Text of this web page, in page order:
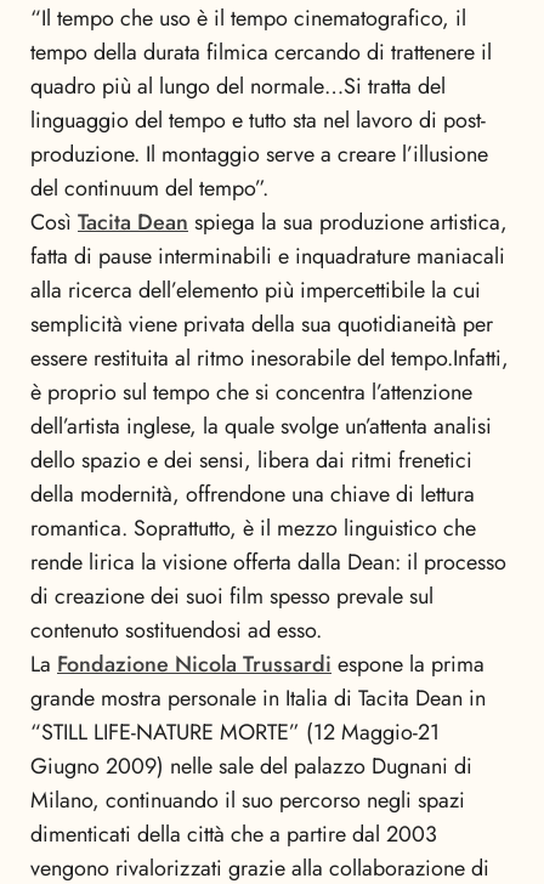
“Il tempo che uso è il tempo cinematografico, il
tempo della durata filmica cercando di trattenere il
quadro più al lungo del normale…Si tratta del
linguaggio del tempo e tutto sta nel lavoro di post-
produzione. Il montaggio serve a creare l’illusione
del continuum del tempo”.
Così Tacita Dean spiega la sua produzione artistica,
fatta di pause interminabili e inquadrature maniacali
alla ricerca dell’elemento più impercettibile la cui
semplicità viene privata della sua quotidianeità per
essere restituita al ritmo inesorabile del tempo.Infatti,
è proprio sul tempo che si concentra l’attenzione
dell’artista inglese, la quale svolge un’attenta analisi
dello spazio e dei sensi, libera dai ritmi frenetici
della modernità, offrendone una chiave di lettura
romantica. Soprattutto, è il mezzo linguistico che
rende lirica la visione offerta dalla Dean: il processo
di creazione dei suoi film spesso prevale sul
contenuto sostituendosi ad esso.
La Fondazione Nicola Trussardi espone la prima
grande mostra personale in Italia di Tacita Dean in
“STILL LIFE-NATURE MORTE” (12 Maggio-21
Giugno 2009) nelle sale del palazzo Dugnani di
Milano, continuando il suo percorso negli spazi
dimenticati della città che a partire dal 2003
vengono rivalorizzati grazie alla collaborazione di